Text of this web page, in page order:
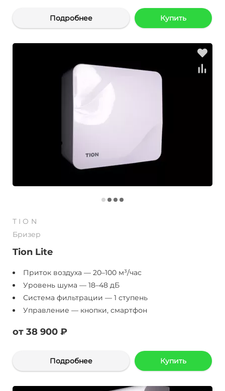
Подробнее Купить
TION
Бризер
Tion Lite
Приток воздуха — 20–100 м³/час
Уровень шума — 18–48 дБ
Система фильтрации — 1 ступень
Управление — кнопки, смартфон
от 38 900 ₽
Подробнее Купить